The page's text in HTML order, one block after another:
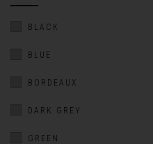
BLACK
BLUE
BORDEAUX
DARK GREY
GREEN